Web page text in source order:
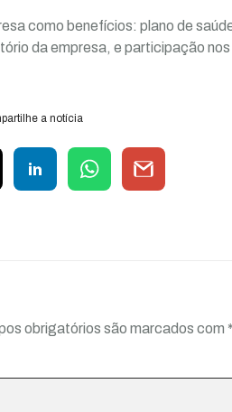
como benefícios: plano de
da empresa, e participação
a notícia
obrigatórios são marcados com